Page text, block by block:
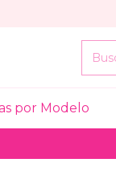
por Modelo